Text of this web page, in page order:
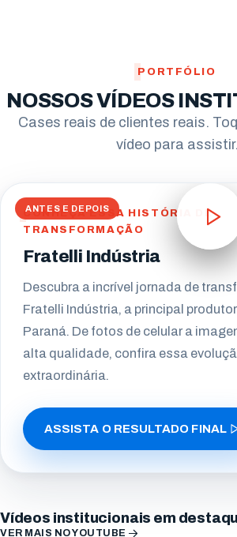
Almirante Tamandaré
Campo Mourão
PORTFÓLIO
NOSSOS VÍDEOS
Cases reais de clientes reais.
vídeo para assistir.
ANTES E DEPOIS
CONHEÇA ESSA HISTÓRIA DE
TRANSFORMAÇÃO
Fratelli Indústria
Descubra a incrível jornada de
Fratelli Indústria, a principal
Paraná. De fotos de celular a
alta qualidade, confira essa
extraordinária.
ASSISTA O RESULTADO FINAL
Vídeos institucionais em
VER MAIS NO YOUTUBE